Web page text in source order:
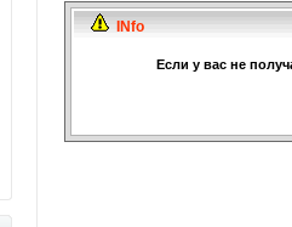
INfo
Если у вас не